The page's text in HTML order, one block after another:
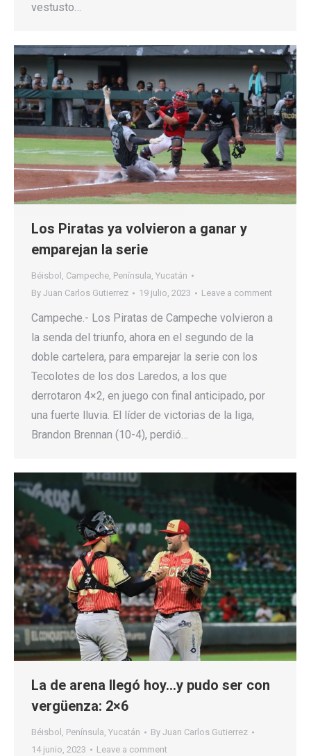
vestusto…
Los Piratas ya volvieron a ganar y
emparejan la serie
Béisbol , Campeche, Península, Yucatán
By Juan Carlos Gutierrez 19 julio, 2023 Leave a comment
Campeche.- Los Piratas de Campeche volvieron a
la senda del triunfo, ahora en el segundo de la
doble cartelera, para emparejar la serie con los
Tecolotes de los dos Laredos, a los que
derrotaron 4×2, en juego con final anticipado, por
una fuerte lluvia. El líder de victorias de la liga,
Brandon Brennan (10-4), perdió…
La de arena llegó hoy…y pudo ser con
vergüenza: 2×6
Béisbol , Península, Yucatán By Juan Carlos Gutierrez
14 junio, 2023
Leave a comment